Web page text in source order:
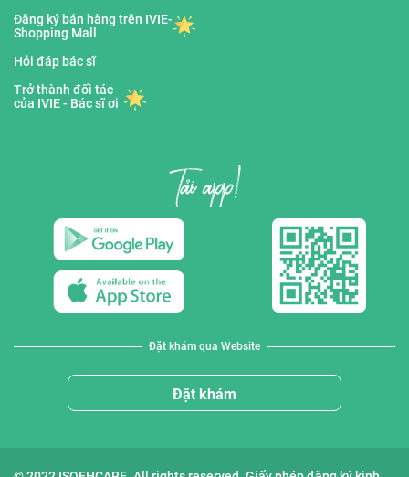
Đăng ký bán hàng trên IVIE-
Shopping Mall
Hỏi đáp bác sĩ
Trở thành đối tác
của IVIE - Bác sĩ ơi
Đặt khám qua Website
Đặt khám